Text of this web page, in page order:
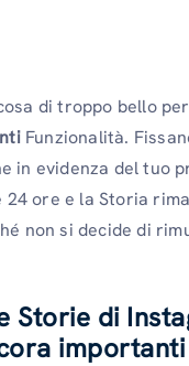
di troppo bello
Funzionalità.
in evidenza del tuo
24 ore e la Storia
non si decide di
Storie di